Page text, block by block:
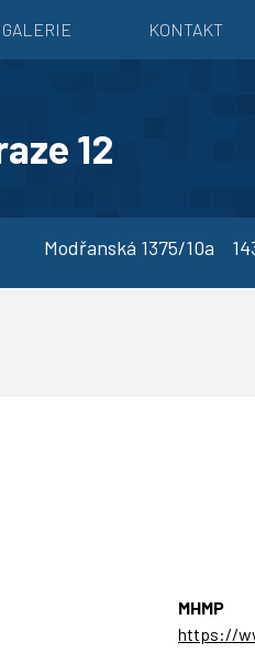
GALERIE KONTAKT
12
Modřanská 1375/10a
MHMP
https://